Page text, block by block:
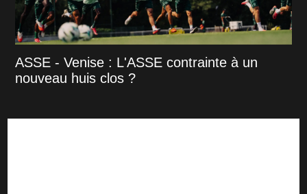
ASSE - Venise : L'ASSE contrainte à un
nouveau huis clos ?